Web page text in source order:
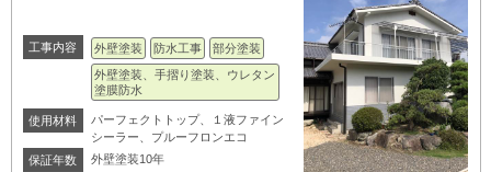
工事内容 外壁塗装 防水工事
部分塗装
外壁塗装、手摺り塗装、ウレタン
塗膜防水
使用材料
パーフェクトトップ、１液ファイン
シーラー、プルーフロンエコ
保証年数
外壁塗装10年